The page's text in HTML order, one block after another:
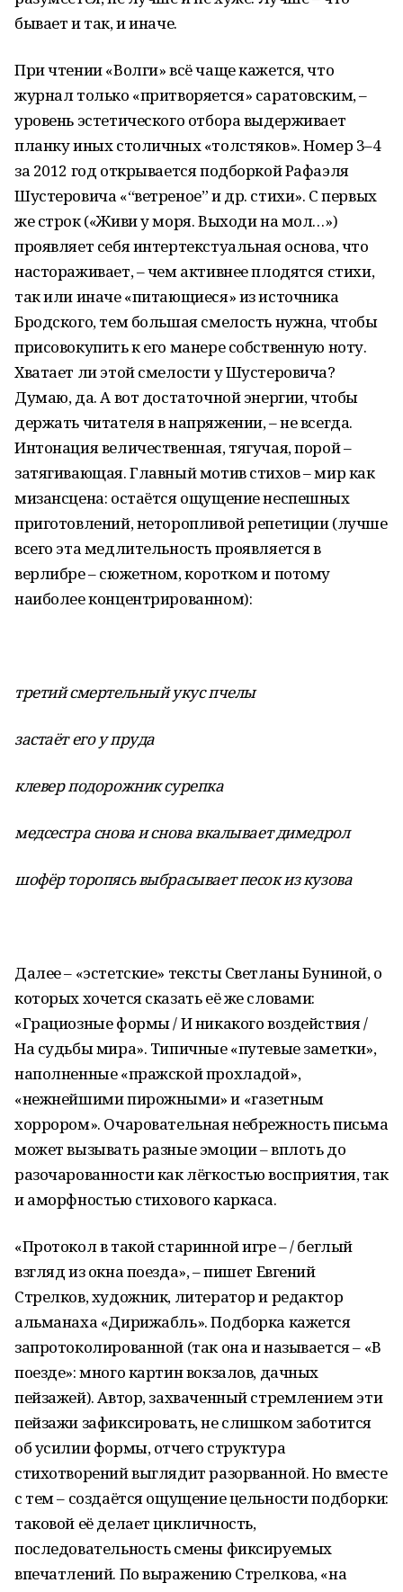
бывает и так, и иначе.
При чтении «Волги» всё чаще кажется, что
журнал только «притворяется» саратовским, –
уровень эстетического отбора выдерживает
планку иных столичных «толстяков». Номер 3–4
за 2012 год открывается подборкой Рафаэля
Шустеровича «“ветреное” и др. стихи». С первых
же строк («Живи у моря. Выходи на мол…»)
проявляет себя интертекстуальная основа, что
настораживает, – чем активнее плодятся стихи,
так или иначе «питающиеся» из источника
Бродского, тем большая смелость нужна, чтобы
присовокупить к его манере собственную ноту.
Хватает ли этой смелости у Шустеровича?
Думаю, да. А вот достаточной энергии, чтобы
держать читателя в напряжении, – не всегда.
Интонация величественная, тягучая, порой –
затягивающая. Главный мотив стихов – мир как
мизансцена: остаётся ощущение неспешных
приготовлений, неторопливой репетиции (лучше
всего эта медлительность проявляется в
верлибре – сюжетном, коротком и потому
наиболее концентрированном):
третий смертельный укус пчелы
застаёт его у пруда
клевер подорожник сурепка
медсестра снова и снова вкалывает димедрол
шофёр торопясь выбрасывает песок из кузова
Далее – «эстетские» тексты Светланы Буниной, о
которых хочется сказать её же словами:
«Грациозные формы / И никакого воздействия /
На судьбы мира». Типичные «путевые заметки»,
наполненные «пражской прохладой»,
«нежнейшими пирожными» и «газетным
хоррором». Очаровательная небрежность письма
может вызывать разные эмоции – вплоть до
разочарованности как лёгкостью восприятия, так
и аморфностью стихового каркаса.
«Протокол в такой старинной игре – / беглый
взгляд из окна поезда», – пишет Евгений
Стрелков, художник, литератор и редактор
альманаха «Дирижабль». Подборка кажется
запротоколированной (так она и называется – «В
поезде»: много картин вокзалов, дачных
пейзажей). Автор, захваченный стремлением эти
пейзажи зафиксировать, не слишком заботится
об усилии формы, отчего структура
стихотворений выглядит разорванной. Но вместе
с тем – создаётся ощущение цельности подборки:
таковой её делает цикличность,
последовательность смены фиксируемых
впечатлений. По выражению Стрелкова, «на